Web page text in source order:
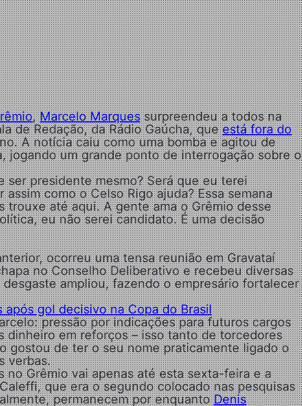
,Marcelo Marquessurpreendeu a todos na
de Redação, da Rádio Gaúcha, queestá fora do
A notícia caiu como uma bomba e agitou de
jogando um grande ponto de interrogação sobre o
ser presidente mesmo? Será que eu terei
como o Celso Rigo ajuda? Essa semana
até aqui. A gente ama o Grêmio desse
eu não serei candidato. É uma decisão
ocorreu uma tensa reunião em Gravataí
no Conselho Deliberativo e recebeu diversas
ampliou, fazendo o empresário fortalecer
gol decisivo na Copa do Brasil
pressão por indicações para futuros cargos
dinheiro em reforços – isso tanto de torcedores
gostou de ter o seu nome praticamente ligado o
verbas.
no Grêmio vai apenas até esta sexta-feira e a
que era o segundo colocado nas pesquisas
permanecem por enquantoDenis